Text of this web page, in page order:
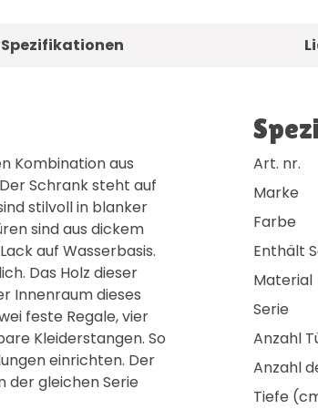
Spezifikationen
Kombination aus
Schrank steht auf
stilvoll in blanker
sind aus dickem
auf Wasserbasis.
Das Holz dieser
Innenraum dieses
feste Regale, vier
Kleiderstangen. So
einrichten. Der
der gleichen Serie
Art. nr.
Marke
Farbe
Enthält
Material
Serie
Anzahl
Anzahl
Tiefe